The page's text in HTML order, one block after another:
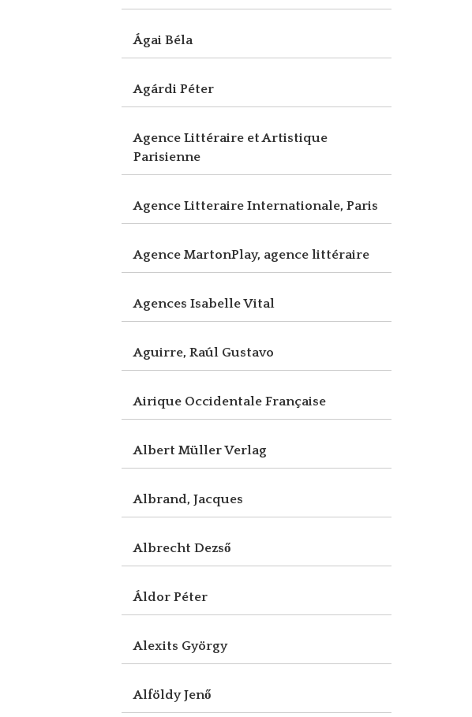
Ágai Béla
Agárdi Péter
Agence Littéraire et Artistique
Parisienne
Agence Litteraire Internationale, Paris
Agence MartonPlay, agence littéraire
Agences Isabelle Vital
Aguirre, Raúl Gustavo
Airique Occidentale Française
Albert Müller Verlag
Albrand, Jacques
Albrecht Dezső
Áldor Péter
Alexits György
Alföldy Jenő